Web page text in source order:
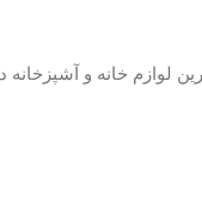
لوازم خانه و